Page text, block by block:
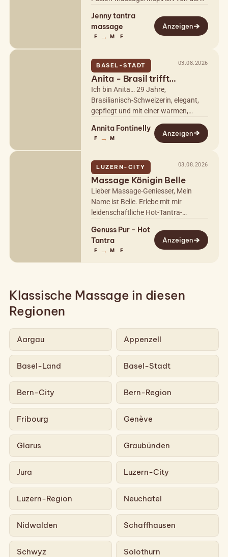
Massage die sexuelle Energie durch…
Jenny tantra
massage
F → M F
Anzeigen
BASEL-STADT 03.08.2026
Anita - Brasil trifft
Schweizer Eleganz
Ich bin Anita… 29 Jahre,
Brasilianisch-Schweizerin, elegant,
gepflegt und mit einer warmen,
Momente zu kreieren, in denen du
den Alltag…
Annita Fontinelly
F → M
Anzeigen
LUZERN-CITY 03.08.2026
Massage Königin Belle
Lieber Massage-Geniesser, Mein
Name ist Belle. Erlebe mit mir
leidenschaftliche Hot-Tantra-
voller Hingabe. Für Dich da nur 3
Tage…
Genuss Pur - Hot
Tantra
F → M F
Anzeigen
Klassische Massage in diesen
Regionen
Aargau Appenzell
Basel-Land Basel-Stadt
Bern-City Bern-Region
Fribourg Genève
Glarus Graubünden
Jura Luzern-City
Luzern-Region Neuchatel
Nidwalden Schaffhausen
Schwyz Solothurn